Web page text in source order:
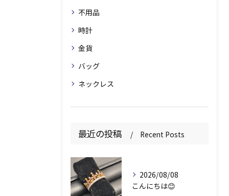
不用品
時計
金貨
バッグ
ネックレス
最近の投稿 Recent Posts
2026/08/08
こんにちは😊